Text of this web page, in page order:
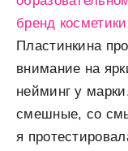
бренд косметики
Пластинкина
внимание на
нейминг у
смешные, со
я